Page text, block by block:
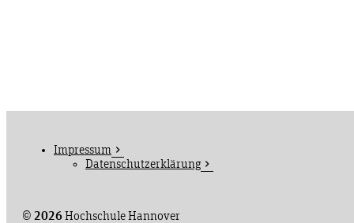
© 2026Hochschule Hannover
Impressum
Datenschutzerklärung